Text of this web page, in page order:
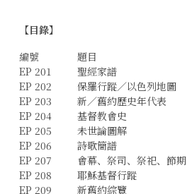
【目錄】
編號
題目
EP 201
聖經家譜
EP 202
保羅行蹤／以色列地圖
EP 203
新／舊約歷史年代表
EP 204
基督教會史
EP 205
未世論圖解
EP 206
詩歌簡譜
EP 207
會幕、祭司、祭祀、節期
EP 208
耶穌基督行蹤
EP 209
新舊約綜覽